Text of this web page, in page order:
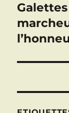
Publication
suivante :